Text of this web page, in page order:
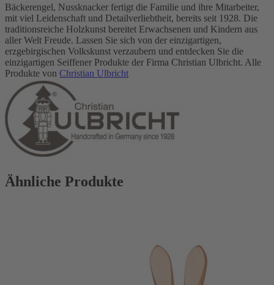
Bäckerengel, Nussknacker fertigt die Familie und ihre Mitarbeiter,
mit viel Leidenschaft und Detailverliebtheit, bereits seit 1928. Die
traditionsreiche Holzkunst bereitet Erwachsenen und Kindern aus
aller Welt Freude. Lassen Sie sich von der einzigartigen,
erzgebirgischen Volkskunst verzaubern und entdecken Sie die
einzigartigen Seiffener Produkte der Firma Christian Ulbricht. Alle
Produkte von Christian Ulbricht
Ähnliche Produkte